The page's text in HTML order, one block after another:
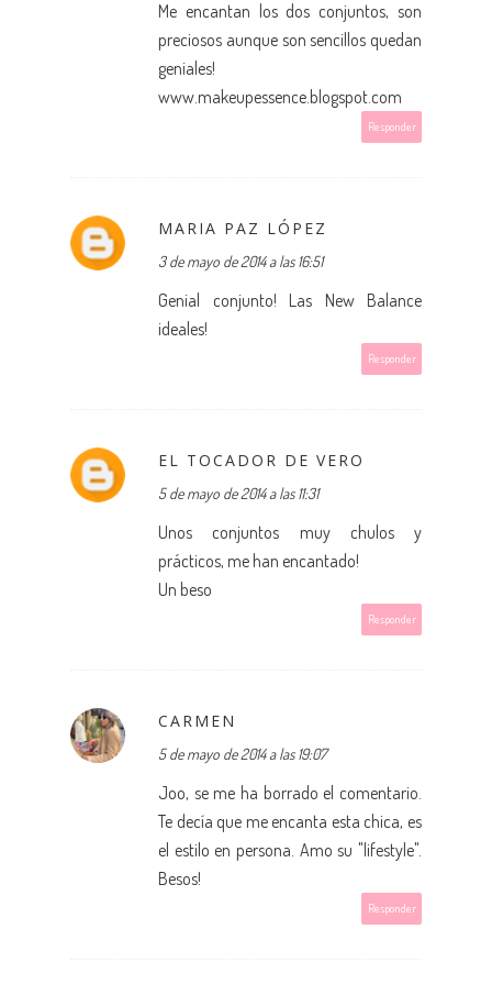
Me encantan los dos conjuntos, son
preciosos aunque son sencillos quedan
geniales!
www.makeupessence.blogspot.com
Responder
MARIA PAZ LÓPEZ
3 de mayo de 2014 a las 16:51
Genial conjunto! Las New Balance
ideales!
Responder
EL TOCADOR DE VERO
5 de mayo de 2014 a las 11:31
Unos conjuntos muy chulos y
prácticos, me han encantado!
Un beso
Responder
CARMEN
5 de mayo de 2014 a las 19:07
Joo, se me ha borrado el comentario.
Te decía que me encanta esta chica, es
el estilo en persona. Amo su "lifestyle".
Besos!
Responder